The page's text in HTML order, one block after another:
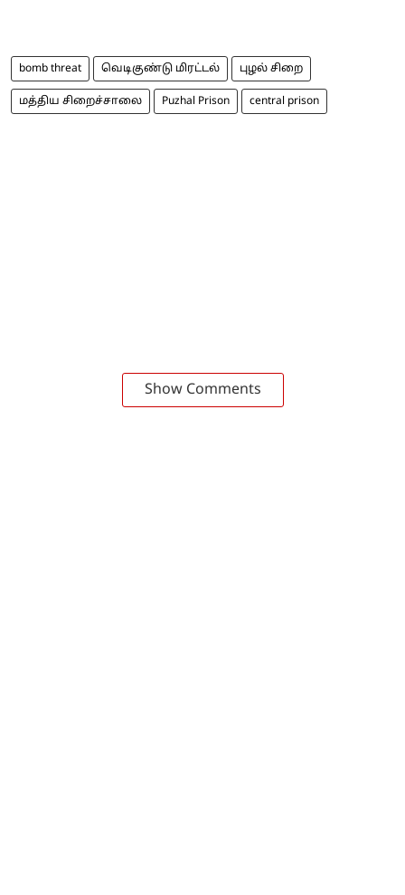
bomb threat வெடிகுண்டு மிரட்டல் புழல் சிறை
மத்திய சிறைச்சாலை Puzhal Prison central prison
Show Comments